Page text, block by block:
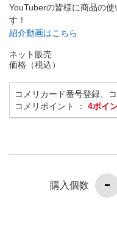
YouTuberの皆様に商品の
す！
紹介動画はこちら
ネット販売
価格（税込）
コメリカード番号登録、
コメリポイント ： 4ポイ
購入個数